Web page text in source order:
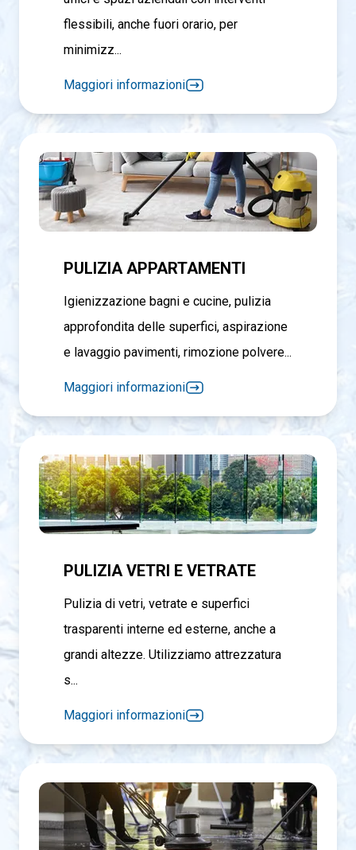
flessibili, anche fuori orario, per
minimizz...
Maggiori informazioni
PULIZIA APPARTAMENTI
Igienizzazione bagni e cucine, pulizia
approfondita delle superfici, aspirazione
e lavaggio pavimenti, rimozione polvere...
Maggiori informazioni
PULIZIA VETRI E VETRATE
Pulizia di vetri, vetrate e superfici
trasparenti interne ed esterne, anche a
grandi altezze. Utilizziamo attrezzatura
s...
Maggiori informazioni